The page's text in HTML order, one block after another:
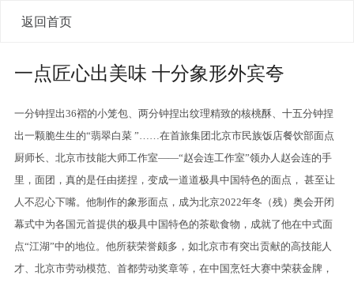
返回首页
一点匠心出美味 十分象形外宾夸
一分钟捏出36褶的小笼包、两分钟捏出纹理精致的核桃酥、十五分钟捏
出一颗脆生生的“翡翠白菜 ”……在首旅集团北京市民族饭店餐饮部面点
厨师长、北京市技能大师工作室——“赵会连工作室”领办人赵会连的手
里，面团，真的是任由搓捏，变成一道道极具中国特色的面点， 甚至让
人不忍心下嘴。他制作的象形面点，成为北京2022年冬（残）奥会开闭
幕式中为各国元首提供的极具中国特色的茶歇食物，成就了他在中式面
点“江湖”中的地位。他所获荣誉颇多，如北京市有突出贡献的高技能人
才、北京市劳动模范、首都劳动奖章等，在中国烹饪大赛中荣获金牌，